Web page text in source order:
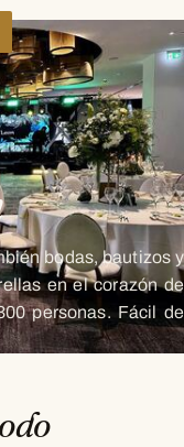
bodas, bautizos y
en el corazón de
personas. Fácil de